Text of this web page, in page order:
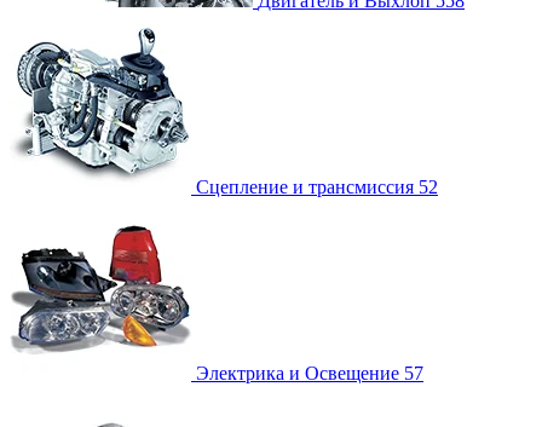
Сцепление и трансмиссия 52
Электрика и Освещение 57